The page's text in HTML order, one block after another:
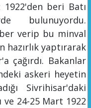
beri Batı
bulunuyordu.
verip bu minval
yaptırarak
çağırdı. Bakanlar
askeri heyetin
Sivrihisar'daki
ve 24-25 Mart 1922